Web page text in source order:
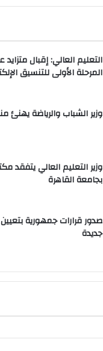
التعليم العالي: إقبال
المرحلة الأولى للتنسيق
وزير الشباب والرياضة يهنئ
وزير التعليم العالي يتفقد
بجامعة القاهرة
صدور قرارات جمهورية
جديدة